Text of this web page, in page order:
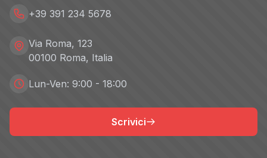
+39 391 234 5678
Via Roma, 123
00100 Roma, Italia
Lun-Ven: 9:00 - 18:00
Scrivici